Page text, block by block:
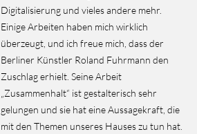
Digitalisierung und vieles andere mehr.
Einige Arbeiten haben mich wirklich
überzeugt, und ich freue mich, dass der
Berliner Künstler Roland Fuhrmann den
Zuschlag erhielt. Seine Arbeit
„Zusammenhalt“ ist gestalterisch sehr
gelungen und sie hat eine Aussagekraft, die
mit den Themen unseres Hauses zu tun hat.